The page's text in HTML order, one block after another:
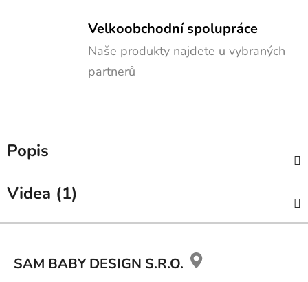
Velkoobchodní spolupráce
Naše produkty najdete u vybraných
partnerů
Popis
Videa (1)
SAM BABY DESIGN S.R.O.